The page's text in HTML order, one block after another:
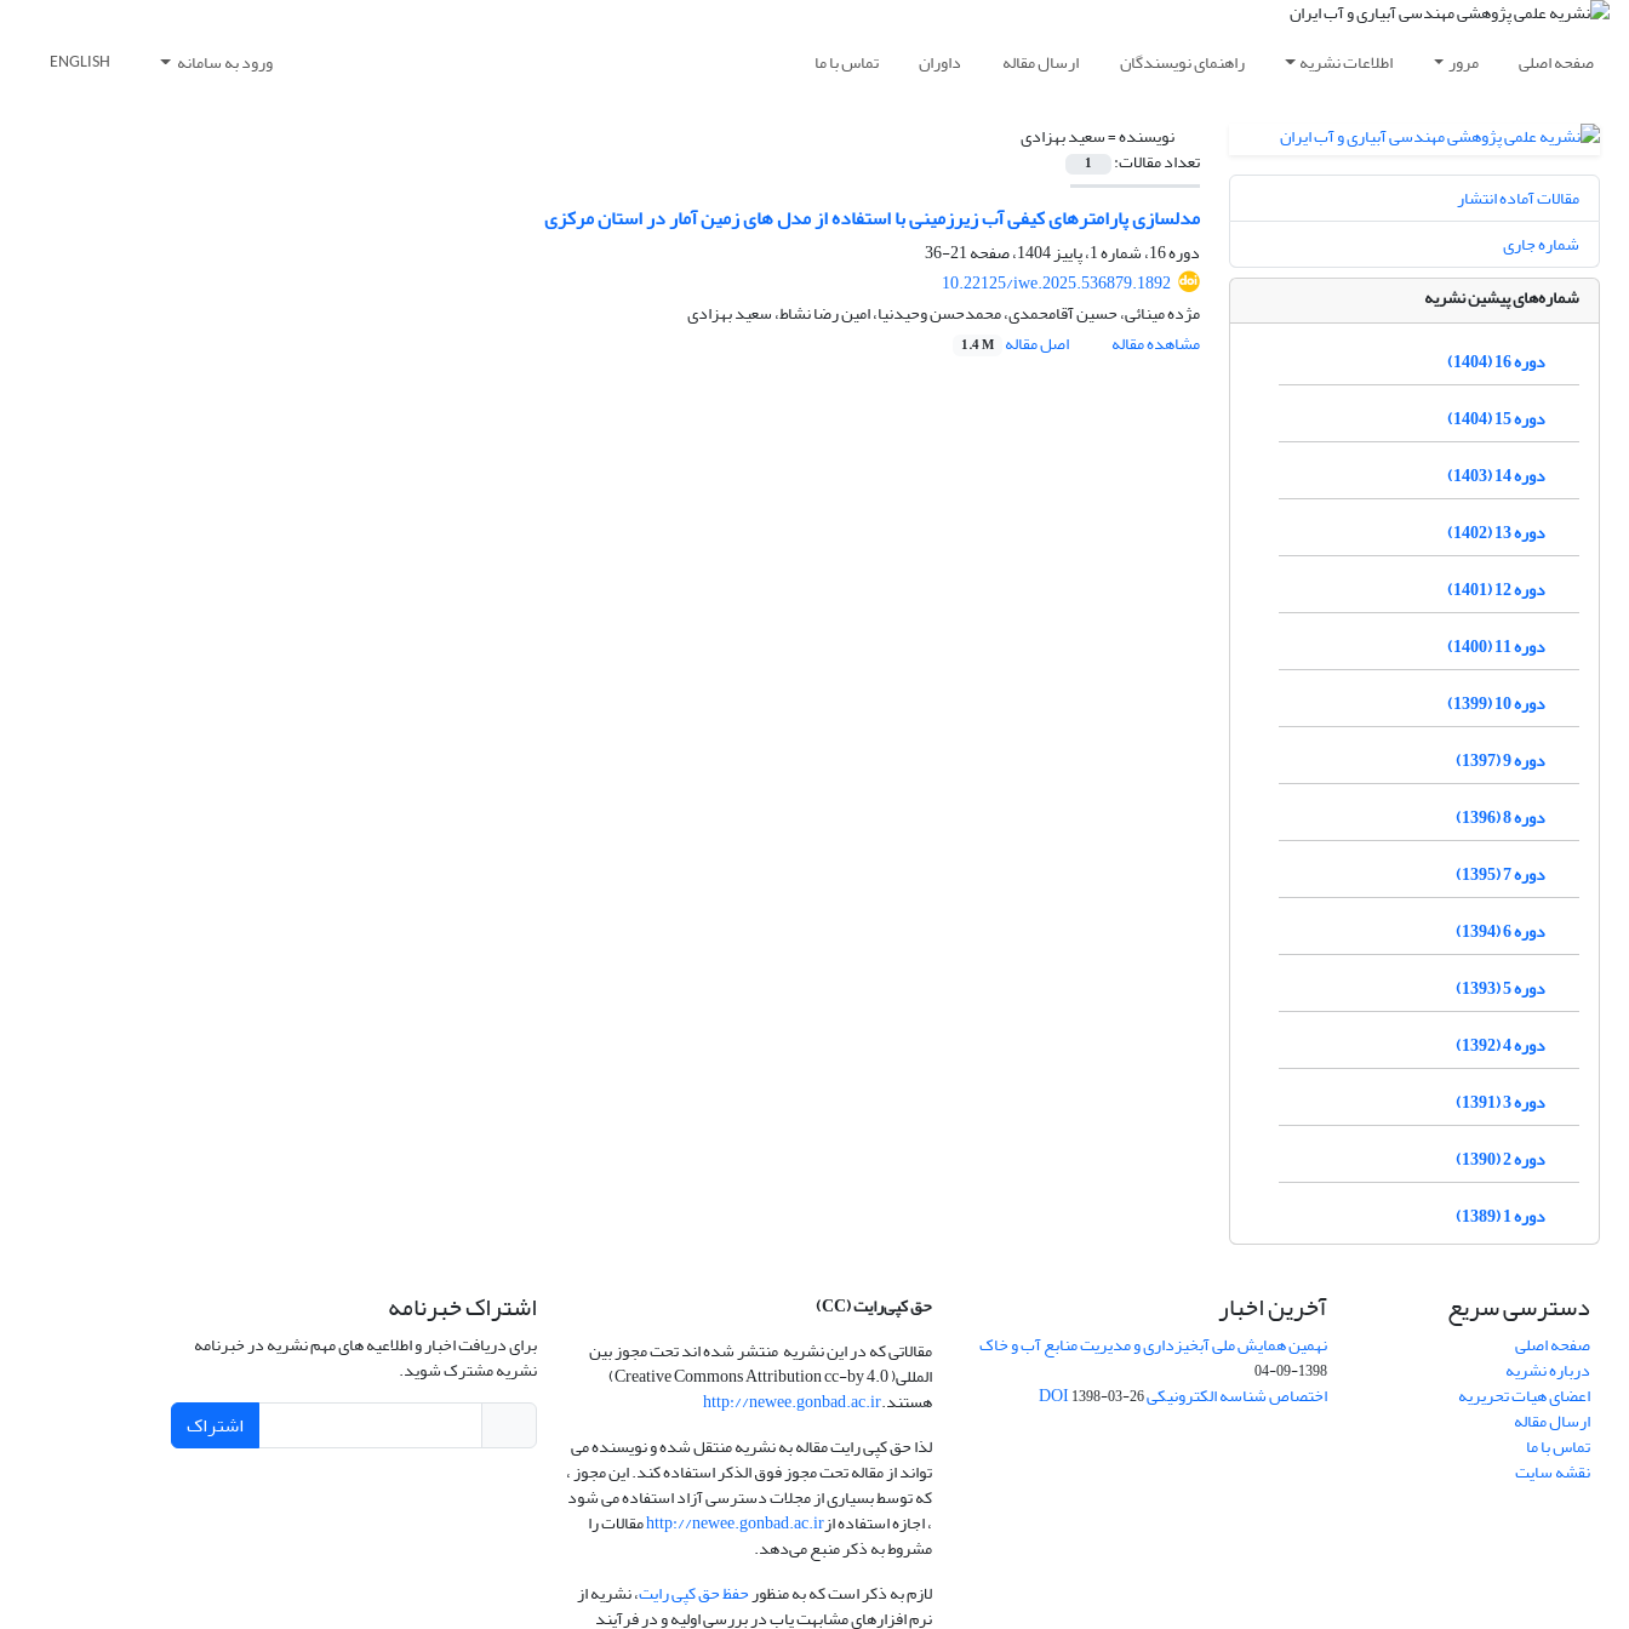
صفحه اصلی مرور اطلاعات نشریه راهنمای نویسندگان ارسال مقاله داوران تماس با ما ورود به سامانه ENGLISH
نویسنده =سعید بهزادی
تعداد مقالات: 1
مدلسازی پارامترهای کیفی آب زیرزمینی با استفاده از مدل های زمین آمار در استان مرکزی
دوره 16، شماره 1، پاییز 1404، صفحه
21-36
10.22125/iwe.2025.536879.1892
مژده مینائی، حسین آقامحمدی، محمدحسن وحیدنیا، امین رضا نشاط، سعید بهزادی
مشاهده مقاله
اصل مقاله 1.4 M
مقالات آماده انتشار
شماره جاری
شماره‌های پیشین نشریه
دوره 16 (1404)
دوره 15 (1404)
دوره 14 (1403)
دوره 13 (1402)
دوره 12 (1401)
دوره 11 (1400)
دوره 10 (1399)
دوره 9 (1397)
دوره 8 (1396)
دوره 7 (1395)
دوره 6 (1394)
دوره 5 (1393)
دوره 4 (1392)
دوره 3 (1391)
دوره 2 (1390)
دوره 1 (1389)
دسترسی سریع
صفحه اصلی
درباره نشریه
اعضای هیات تحریریه
ارسال مقاله
تماس با ما
نقشه سایت
آخرین اخبار
نهمین همایش ملی آبخیزداری و مدیریت منابع آب و خاک
1398-09-04
اختصاص شناسه الکترونیکی DOI1398-03-26
حق کپی‌رایت(CC)
مقالاتی که در این نشریه منتشر شده اند تحت مجوز بین
المللی( Creative Commons Attribution cc-by 4.0)
هستند.http://newee.gonbad.ac.ir
لذا حق کپی رایت مقاله به نشریه منتقل شده و نویسنده می
تواند از مقاله تحت مجوز فوق الذکر استفاده کند. این مجوز ،
که توسط بسیاری از مجلات دسترسی آزاد استفاده می شود
، اجازه استفاده ازhttp://newee.gonbad.ac.irمقالات را
مشروط به ذکر منبع می‌دهد.
لازم به ذکر است که به منظورحفظ حق کپی رایت، نشریه از
نرم افزارهای مشابهت یاب در بررسی اولیه و در فرآیند
اشتراک خبرنامه
برای دریافت اخبار و اطلاعیه های مهم نشریه در خبرنامه
نشریه مشترک شوید.
اشتراک